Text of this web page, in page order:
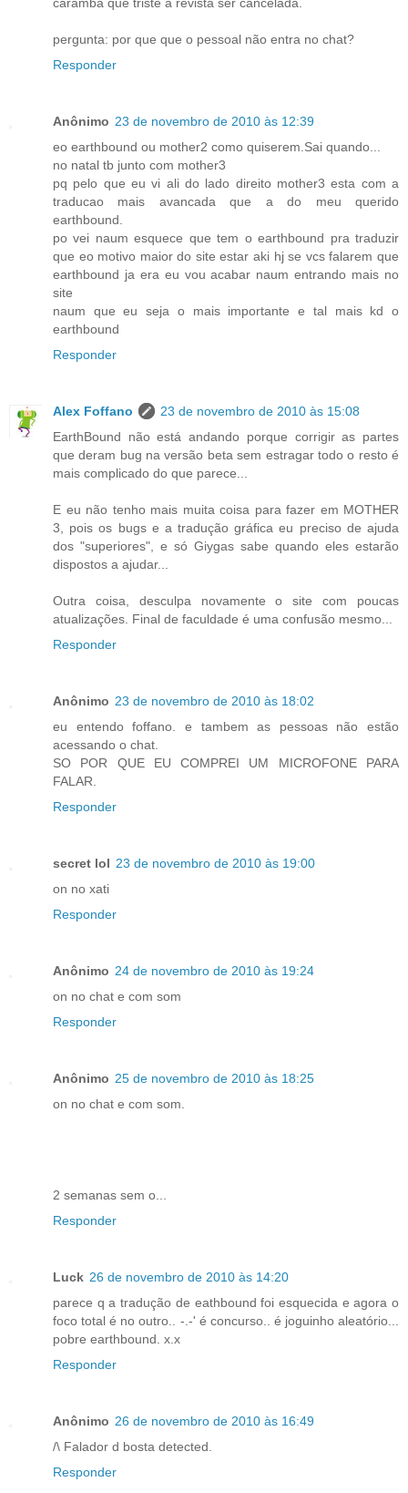
pergunta: por que que o pessoal não entra no chat?
Responder
Anônimo 23 de novembro de 2010 às 12:39
eo earthbound ou mother2 como quiserem.Sai quando...
no natal tb junto com mother3
pq pelo que eu vi ali do lado direito mother3 esta com a
traducao mais avancada que a do meu querido
earthbound.
po vei naum esquece que tem o earthbound pra traduzir
que eo motivo maior do site estar aki hj se vcs falarem que
earthbound ja era eu vou acabar naum entrando mais no
site
naum que eu seja o mais importante e tal mais kd o
earthbound
Responder
Alex Foffano
23 de novembro de 2010 às 15:08
EarthBound não está andando porque corrigir as partes
que deram bug na versão beta sem estragar todo o resto é
mais complicado do que parece...
E eu não tenho mais muita coisa para fazer em MOTHER
3, pois os bugs e a tradução gráfica eu preciso de ajuda
dos "superiores", e só Giygas sabe quando eles estarão
dispostos a ajudar...
Outra coisa, desculpa novamente o site com poucas
atualizações. Final de faculdade é uma confusão mesmo...
Responder
Anônimo 23 de novembro de 2010 às 18:02
eu entendo foffano. e tambem as pessoas não estão
acessando o chat.
SO POR QUE EU COMPREI UM MICROFONE PARA
FALAR.
Responder
secret lol 23 de novembro de 2010 às 19:00
on no xati
Responder
Anônimo 24 de novembro de 2010 às 19:24
on no chat e com som
Responder
Anônimo 25 de novembro de 2010 às 18:25
on no chat e com som.
2 semanas sem o...
Responder
Luck 26 de novembro de 2010 às 14:20
parece q a tradução de eathbound foi esquecida e agora o
foco total é no outro.. -.-' é concurso.. é joguinho aleatório...
pobre earthbound. x.x
Responder
Anônimo 26 de novembro de 2010 às 16:49
/\ Falador d bosta detected.
Responder